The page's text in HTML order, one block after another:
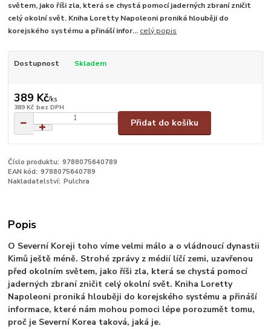
světem, jako říši zla, která se chystá pomocí jaderných zbraní zničit
celý okolní svět. Kniha Loretty Napoleoni proniká hlouběji do
korejského systému a přináší infor... celý popis
Dostupnost Skladem
389 Kč/ks
389 Kč bez DPH
Přidat do košíku
Číslo produktu: 9788075640789
EAN kód: 9788075640789
Nakladatelství: Pulchra
Popis
O Severní Koreji toho víme velmi málo a o vládnoucí dynastii
Kimů ještě méně. Strohé zprávy z médií líčí zemi, uzavřenou
před okolním světem, jako říši zla, která se chystá pomocí
jaderných zbraní zničit celý okolní svět. Kniha Loretty
Napoleoni proniká hlouběji do korejského systému a přináší
informace, které nám mohou pomoci lépe porozumět tomu,
proč je Severní Korea taková, jaká je.